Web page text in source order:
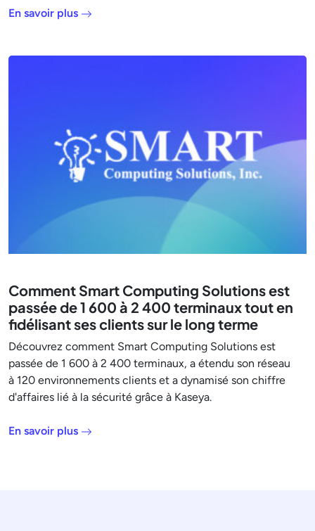
En savoir plus
Comment Smart Computing Solutions est
passée de 1 600 à 2 400 terminaux tout en
fidélisant ses clients sur le long terme
Découvrez comment Smart Computing Solutions est
passée de 1 600 à 2 400 terminaux, a étendu son réseau
à 120 environnements clients et a dynamisé son chiffre
d'affaires lié à la sécurité grâce à Kaseya.
En savoir plus